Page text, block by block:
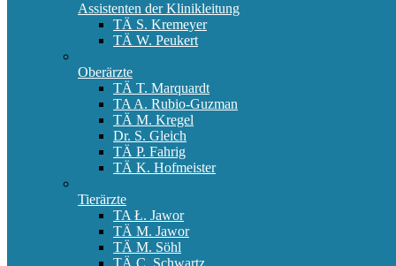
Assistenten der Klinikleitung
TÄ S. Kremeyer
TÄ W. Peukert
Oberärzte
TÄ T. Marquardt
TA A. Rubio-Guzman
TÄ M. Kregel
Dr. S. Gleich
TÄ P. Fahrig
TÄ K. Hofmeister
Tierärzte
TA Ł. Jawor
TÄ M. Jawor
TÄ M. Söhl